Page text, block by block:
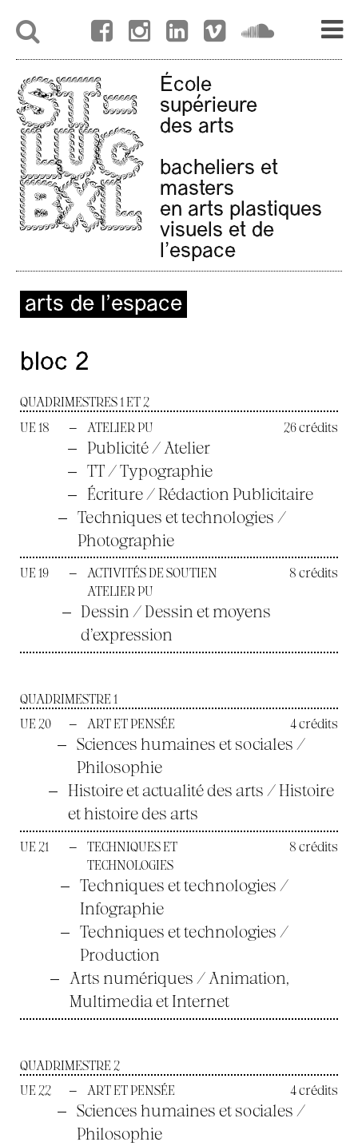
École
supérieure
des arts
bacheliers et
masters
en arts plastiques
visuels et de
l'espace
arts de l’espace
bloc 2
QUADRIMESTRES 1 ET 2
UE 18
— ATELIER PU 26 crédits
— Publicité / Atelier
— TT / Typographie
— Écriture / Rédaction Publicitaire
— Techniques et technologies /
Photographie
UE 19 —
ACTIVITÉS DE SOUTIEN
ATELIER PU
8 crédits
— Dessin / Dessin et moyens
d’expression
QUADRIMESTRE 1
UE 20
— ART ET PENSÉE 4 crédits
— Sciences humaines et sociales /
Philosophie
— Histoire et actualité des arts / Histoire
et histoire des arts
UE 21 —
TECHNIQUES ET
TECHNOLOGIES
8 crédits
— Techniques et technologies /
Infographie
— Techniques et technologies /
Production
—
Arts numériques / Animation,
Multimedia et Internet
QUADRIMESTRE 2
UE 22
— ART ET PENSÉE 4 crédits
— Sciences humaines et sociales /
Philosophie